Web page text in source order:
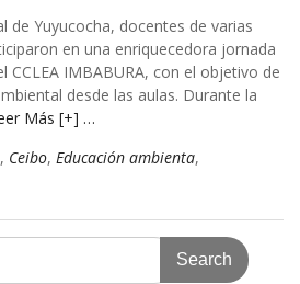
de Yuyucocha, docentes de varias
en una enriquecedora jornada
CCLEA IMBABURA, con el objetivo de
desde las aulas. Durante la
Más [+] …
, Ceibo, Educación ambienta,